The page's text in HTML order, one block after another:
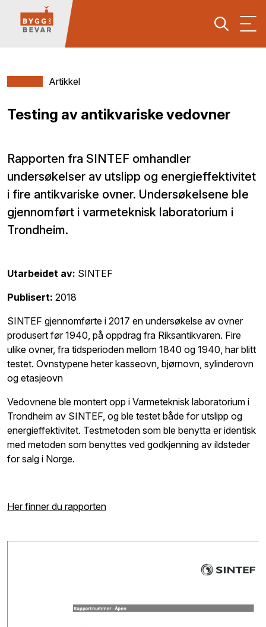
Artikkel
Testing av antikvariske vedovner
Rapporten fra SINTEF omhandler
undersøkelser av utslipp og energieffektivitet
i fire antikvariske ovner. Undersøkelsene ble
gjennomført i varmeteknisk laboratorium i
Trondheim.
Utarbeidet av: SINTEF
Publisert: 2018
SINTEF gjennomførte i 2017 en undersøkelse av ovner
produsert før 1940, på oppdrag fra Riksantikvaren. Fire
ulike ovner, fra tidsperioden mellom 1840 og 1940, har blitt
testet. Ovnstypene heter kasseovn, bjørnovn, sylinderovn
og etasjeovn
Vedovnene ble montert opp i Varmeteknisk laboratorium i
Trondheim av SINTEF, og ble testet både for utslipp og
energieffektivitet. Testmetoden som ble benytta er identisk
med metoden som benyttes ved godkjenning av ildsteder
for salg i Norge.
Her finner du rapporten